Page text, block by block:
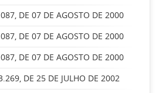
DE 07 DE AGOSTO DE 2000
DE 07 DE AGOSTO DE 2000
DE 07 DE AGOSTO DE 2000
DE 25 DE JULHO DE 2002